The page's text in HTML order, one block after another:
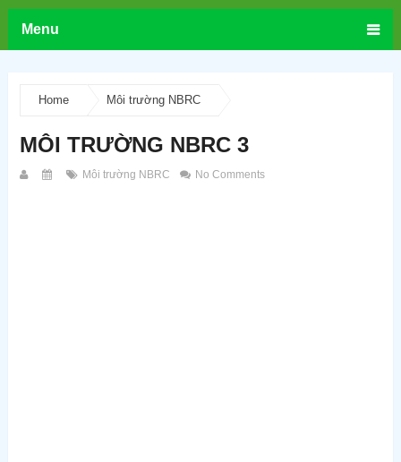
Menu
Home Môi trường NBRC
MÔI TRƯỜNG NBRC 3
Môi trường NBRC No Comments